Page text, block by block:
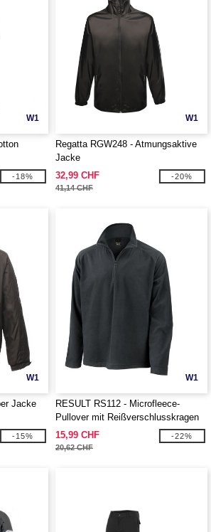
W1
-18%
W1
Regatta RGW248 - Atmungsaktive
Jacke
32,99 CHF
41,14 CHF
-20%
W1
Jacke
-15%
W1
RESULT RS112 - Microfleece-
Pullover mit Reißverschlusskragen
15,99 CHF
20,62 CHF
-22%